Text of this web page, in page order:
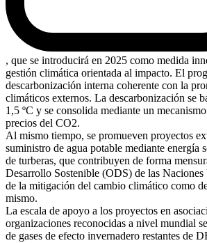
, que se introducirá en 2025 como medida
gestión climática orientada al impacto. El
descarbonización interna coherente con la
climáticos externos. La descarbonización se
1,5 ºC y se consolida mediante un
precios del CO2.
Al mismo tiempo, se promueven proyectos
suministro de agua potable mediante energía
de turberas, que contribuyen de forma
Desarrollo Sostenible (ODS) de las Naciones
de la mitigación del cambio climático como
mismo.
La escala de apoyo a los proyectos en
organizaciones reconocidas a nivel mundial
de gases de efecto invernadero restantes de